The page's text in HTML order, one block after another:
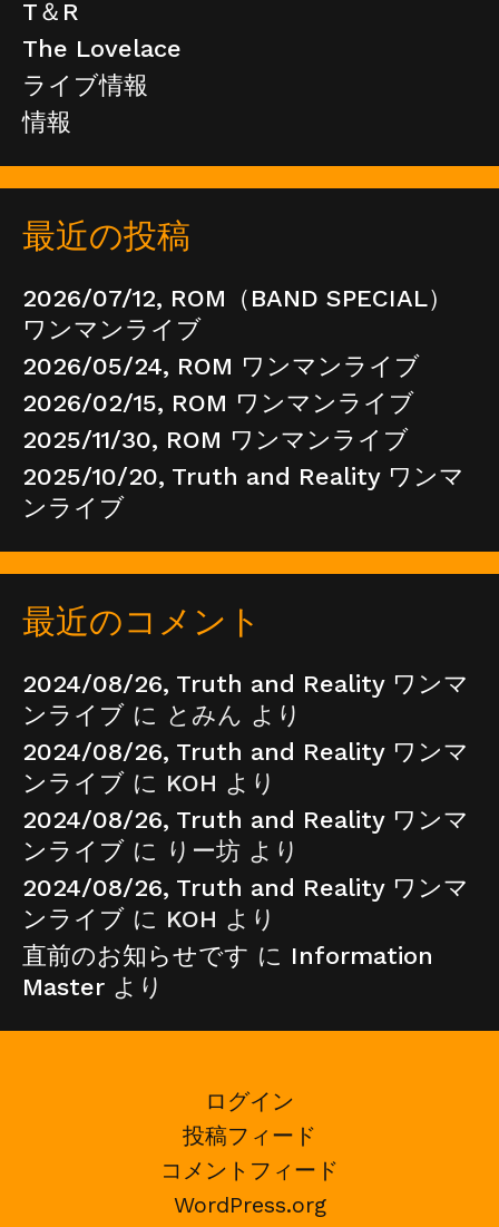
T＆R
The Lovelace
ライブ情報
情報
最近の投稿
2026/07/12, ROM（BAND SPECIAL）
ワンマンライブ
2026/05/24, ROM ワンマンライブ
2026/02/15, ROM ワンマンライブ
2025/11/30, ROM ワンマンライブ
2025/10/20, Truth and Reality ワンマ
ンライブ
最近のコメント
2024/08/26, Truth and Reality ワンマ
ンライブ に とみん より
2024/08/26, Truth and Reality ワンマ
ンライブ に KOH より
2024/08/26, Truth and Reality ワンマ
ンライブ に りー坊 より
2024/08/26, Truth and Reality ワンマ
ンライブ に KOH より
直前のお知らせです に Information
Master より
ログイン
投稿フィード
コメントフィード
WordPress.org